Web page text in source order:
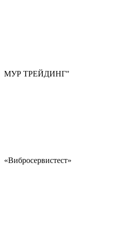
МУР ТРЕЙДИНГ"
«Вибросервистест»